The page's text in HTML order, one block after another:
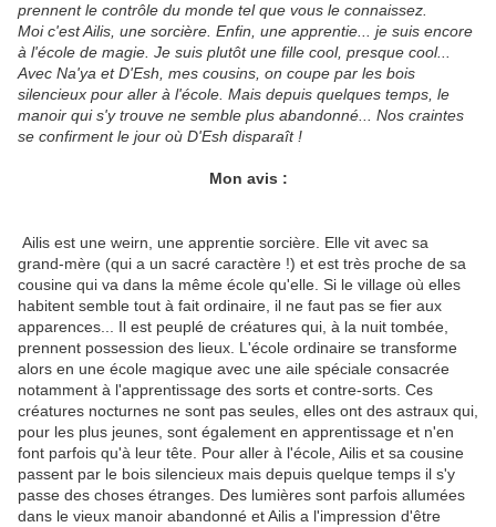
prennent le contrôle du monde tel que vous le connaissez.
Moi c'est Ailis, une sorcière. Enfin, une apprentie... je suis encore
à l'école de magie. Je suis plutôt une fille cool, presque cool...
Avec Na'ya et D'Esh, mes cousins, on coupe par les bois
silencieux pour aller à l'école. Mais depuis quelques temps, le
manoir qui s'y trouve ne semble plus abandonné... Nos craintes
se confirment le jour où D'Esh disparaît !
Mon avis :
Ailis est une weirn, une apprentie sorcière. Elle vit avec sa
grand-mère (qui a un sacré caractère !) et est très proche de sa
cousine qui va dans la même école qu'elle. Si le village où elles
habitent semble tout à fait ordinaire, il ne faut pas se fier aux
apparences... Il est peuplé de créatures qui, à la nuit tombée,
prennent possession des lieux. L'école ordinaire se transforme
alors en une école magique avec une aile spéciale consacrée
notamment à l'apprentissage des sorts et contre-sorts. Ces
créatures nocturnes ne sont pas seules, elles ont des astraux qui,
pour les plus jeunes, sont également en apprentissage et n'en
font parfois qu'à leur tête. Pour aller à l'école, Ailis et sa cousine
passent par le bois silencieux mais depuis quelque temps il s'y
passe des choses étranges. Des lumières sont parfois allumées
dans le vieux manoir abandonné et Ailis a l'impression d'être